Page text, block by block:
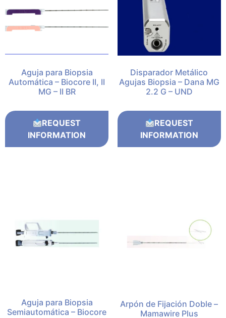
Aguja para Biopsia
Automática – Biocore II, II
MG – II BR
REQUEST
INFORMATION
Disparador Metálico
Agujas Biopsia – Dana MG
2.2 G – UND
REQUEST
INFORMATION
Aguja para Biopsia
Semiautomática – Biocore
Arpón de Fijación Doble –
Mamawire Plus